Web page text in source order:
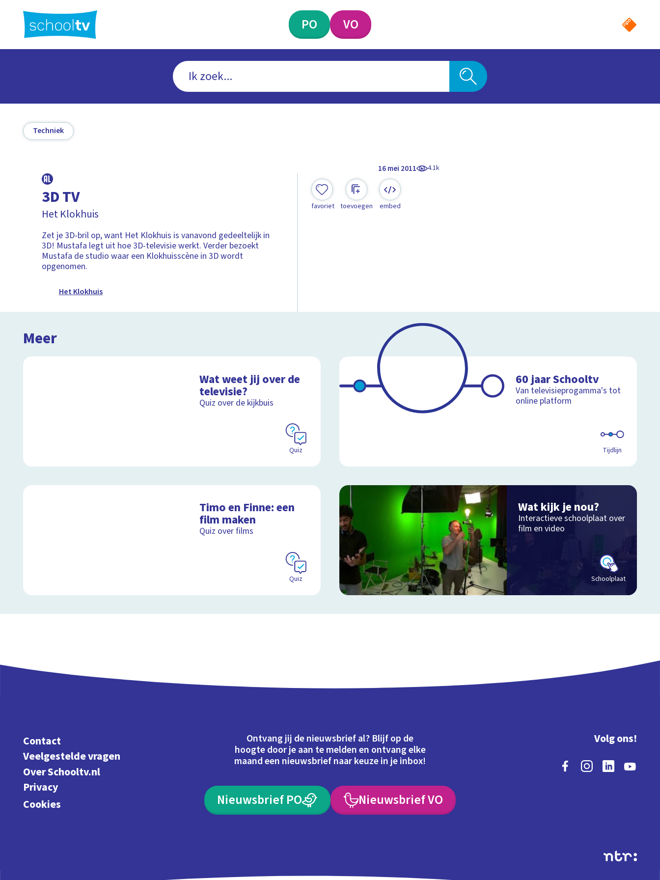
hoofdinhoud
PO VO
Techniek
16 mei 2011 4.1k
3D TV
Het Klokhuis
Zet je 3D-bril op, want Het Klokhuis is vanavond gedeeltelijk in
3D! Mustafa legt uit hoe 3D-televisie werkt. Verder bezoekt
Mustafa de studio waar een Klokhuisscène in 3D wordt
opgenomen.
Het Klokhuis
favoriet toevoegen embed
Meer
Wat weet jij over de
televisie?
Quiz over de kijkbuis
Quiz
60 jaar Schooltv
Van televisieprogamma's tot
online platform
Tijdlijn
Timo en Finne: een
film maken
Quiz over films
Quiz
Wat kijk je nou?
Interactieve schoolplaat over
film en video
Schoolplaat
Contact
Veelgestelde vragen
Over Schooltv.nl
Privacy
Cookies
Ontvang jij de nieuwsbrief al? Blijf op de
hoogte door je aan te melden en ontvang elke
maand een nieuwsbrief naar keuze in je inbox!
Nieuwsbrief PO Nieuwsbrief VO
Volg ons!